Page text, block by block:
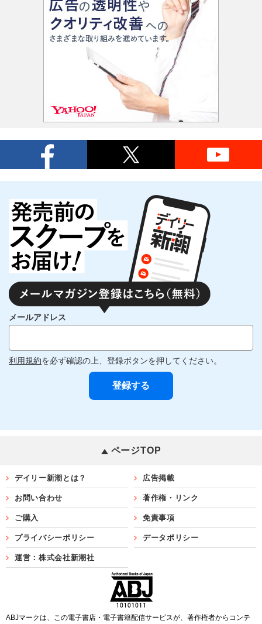
メールアドレス
利用規約を必ず確認の上、登録ボタンを押してください。
ページTOP
デイリー新潮とは？ 広告掲載
お問い合わせ 著作権・リンク
ご購入 免責事項
プライバシーポリシー データポリシー
運営：株式会社新潮社
ABJマークは、この電子書店・電子書籍配信サービスが、著作権者からコンテ